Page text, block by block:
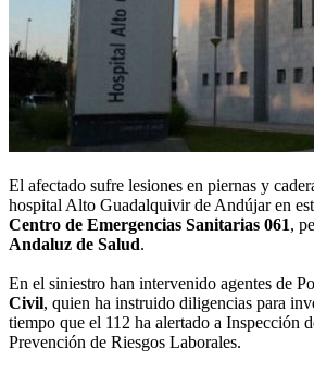
El afectado sufre lesiones en piernas y
hospital Alto Guadalquivir de Andújar en
Centro de Emergencias Sanitarias 061,
Andaluz de Salud.
En el siniestro han intervenido agentes de
Civil, quien ha instruido diligencias para
tiempo que el 112 ha alertado a Inspección
Prevención de Riesgos Laborales.